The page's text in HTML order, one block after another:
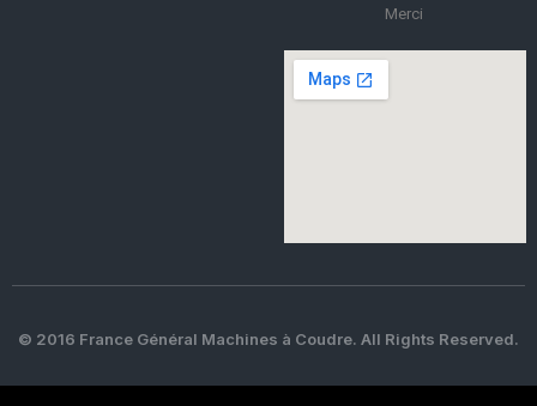
Merci
© 2016 France Général Machines à Coudre. All Rights Reserved.